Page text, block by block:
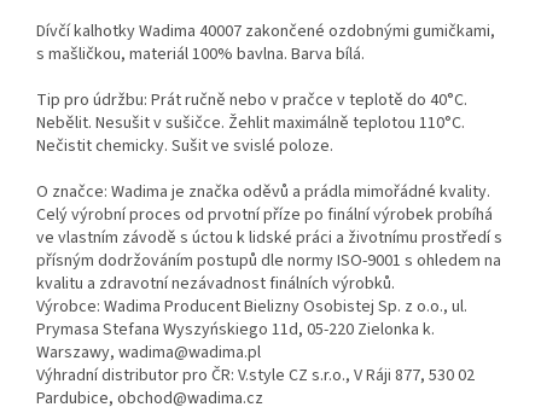
Dívčí kalhotky Wadima 40007 zakončené ozdobnými gumičkami,
s mašličkou, materiál 100% bavlna. Barva bílá.
Tip pro údržbu: Prát ručně nebo v pračce v teplotě do 40°C.
Nebělit. Nesušit v sušičce. Žehlit maximálně teplotou 110°C.
Nečistit chemicky. Sušit ve svislé poloze.
O značce: Wadima je značka oděvů a prádla mimořádné kvality.
Celý výrobní proces od prvotní příze po finální výrobek probíhá
ve vlastním závodě s úctou k lidské práci a životnímu prostředí s
přísným dodržováním postupů dle normy ISO-9001 s ohledem na
kvalitu a zdravotní nezávadnost finálních výrobků.
Výrobce: Wadima Producent Bielizny Osobistej Sp. z o.o., ul.
Prymasa Stefana Wyszyńskiego 11d, 05-220 Zielonka k.
Warszawy, wadima@wadima.pl
Výhradní distributor pro ČR: V.style CZ s.r.o., V Ráji 877, 530 02
Pardubice, obchod@wadima.cz